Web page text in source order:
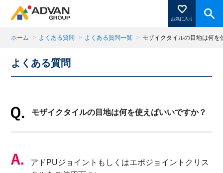
お気に入り
商品ページにある「お気に入り登録」を押すと登録した
商品がここに表示されます。
ホーム > よくある質問 > よくある質問一覧 > モザイクタイルの目地は何を
よくある質問
モザイクタイルの目地は何を使えばいいですか？
アドPUジョイントもしくはエポジョイントクリス